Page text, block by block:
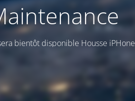
bientôt disponible Housse iPHone